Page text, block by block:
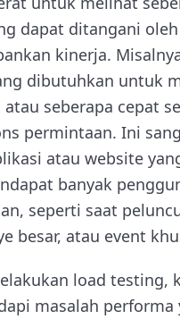
dapat ditangani
kinerja.
dibutuhkan untuk
atau seberapa cepat
permintaan. Ini
atau website
banyak
seperti saat
besar, atau event
load testing,
masalah performa